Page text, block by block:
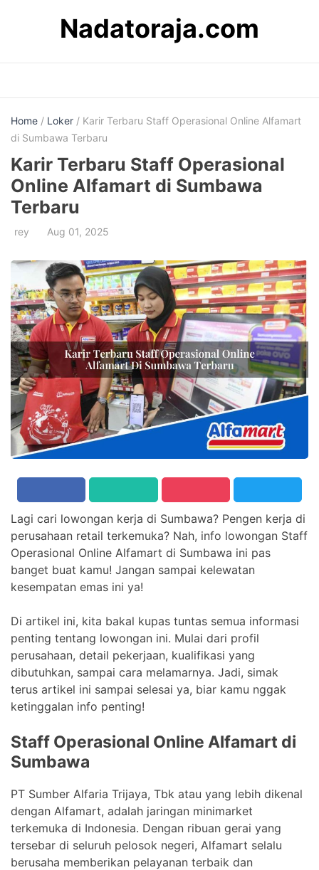
Nadatoraja.com
Home / Loker / Karir Terbaru Staff Operasional Online Alfamart
di Sumbawa Terbaru
Karir Terbaru Staff Operasional
Online Alfamart di Sumbawa
Terbaru
rey Aug 01, 2025
Lagi cari lowongan kerja di Sumbawa? Pengen kerja di
perusahaan retail terkemuka? Nah, info lowongan Staff
Operasional Online Alfamart di Sumbawa ini pas
banget buat kamu! Jangan sampai kelewatan
kesempatan emas ini ya!
Di artikel ini, kita bakal kupas tuntas semua informasi
penting tentang lowongan ini. Mulai dari profil
perusahaan, detail pekerjaan, kualifikasi yang
dibutuhkan, sampai cara melamarnya. Jadi, simak
terus artikel ini sampai selesai ya, biar kamu nggak
ketinggalan info penting!
Staff Operasional Online Alfamart di
Sumbawa
PT Sumber Alfaria Trijaya, Tbk atau yang lebih dikenal
dengan Alfamart, adalah jaringan minimarket
terkemuka di Indonesia. Dengan ribuan gerai yang
tersebar di seluruh pelosok negeri, Alfamart selalu
berusaha memberikan pelayanan terbaik dan